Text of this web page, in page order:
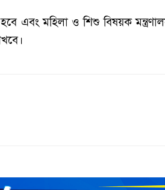
এবং মহিলা ও শিশু বিষয়ক